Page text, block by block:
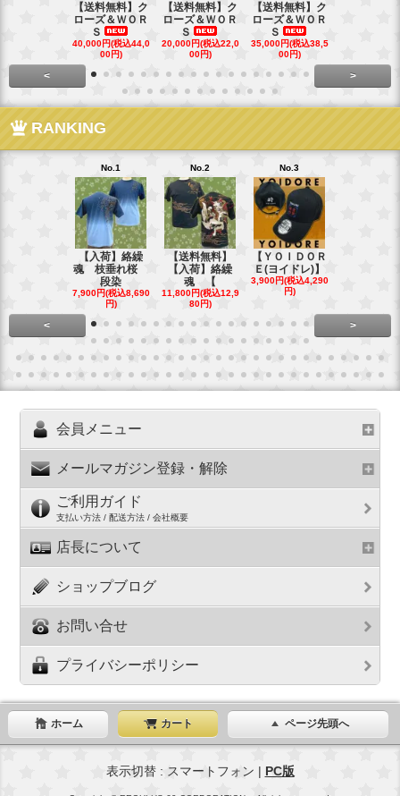
【送料無料】ク
ローズ＆ＷＯＲ
Ｓ
40,000円(税込44,0
00円)
【送料無料】ク
ローズ＆ＷＯＲ
Ｓ
20,000円(税込22,0
00円)
【送料無料】ク
ローズ＆ＷＯＲ
Ｓ
35,000円(税込38,5
00円)
< >
RANKING
No.1
【入荷】絡繰
魂 枝垂れ桜
段染
7,900円(税込8,690
円)
No.2
【送料無料】
【入荷】絡繰
魂 【
11,800円(税込12,9
80円)
No.3
【ＹＯＩＤＯＲ
Ｅ(ヨイドレ)】
3,900円(税込4,290
円)
< >
会員メニュー
メールマガジン登録・解除
ご利用ガイド
支払い方法 / 配送方法 / 会社概要
店長について
ショップブログ
お問い合せ
プライバシーポリシー
ホーム カート ページ先頭へ
表示切替 : スマートフォン | PC版